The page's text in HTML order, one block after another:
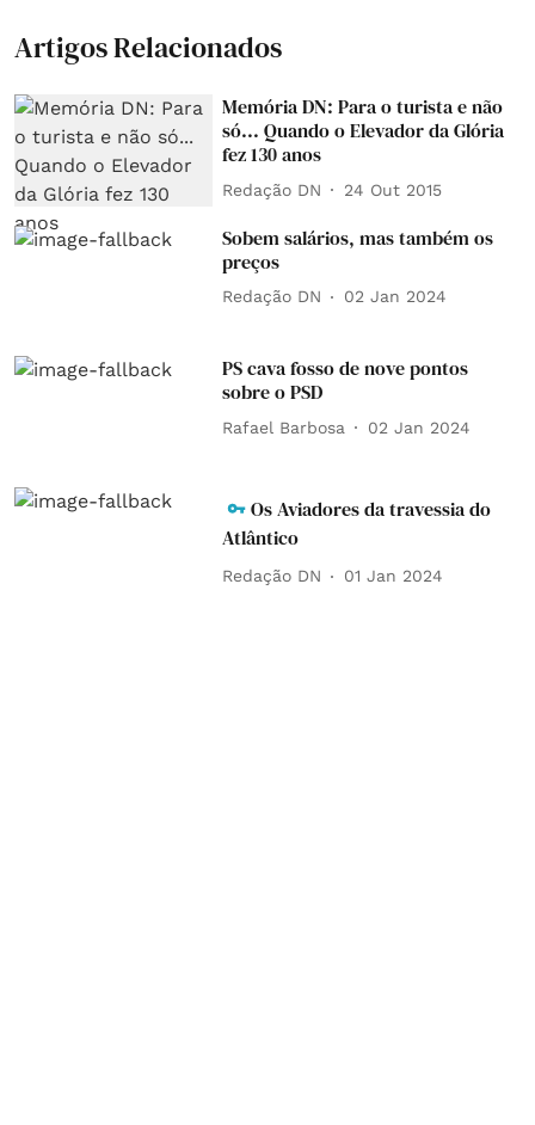
Artigos Relacionados
Memória DN: Para o turista e não
só... Quando o Elevador da Glória
fez 130 anos
Redação DN 24 Out 2015
Sobem salários, mas também os
preços
Redação DN 02 Jan 2024
PS cava fosso de nove pontos
sobre o PSD
Rafael Barbosa 02 Jan 2024
Os Aviadores da travessia do
Atlântico
Redação DN 01 Jan 2024